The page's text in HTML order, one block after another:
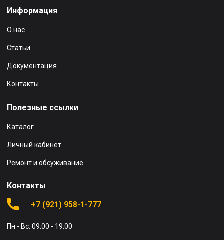
Информация
О нас
Статьи
Документация
Контакты
Полезные ссылки
Каталог
Личный кабинет
Ремонт и обсуживание
Контакты
+7 (921) 958-1-777
Пн - Вс: 09:00 - 19:00